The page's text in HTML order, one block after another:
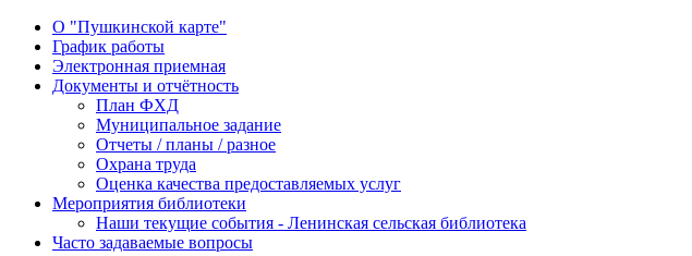
О "Пушкинской карте"
График работы
Электронная приемная
Документы и отчётность
План ФХД
Муниципальное задание
Отчеты / планы / разное
Охрана труда
Оценка качества предоставляемых услуг
Мероприятия библиотеки
Наши текущие события - Ленинская сельская библиотека
Часто задаваемые вопросы